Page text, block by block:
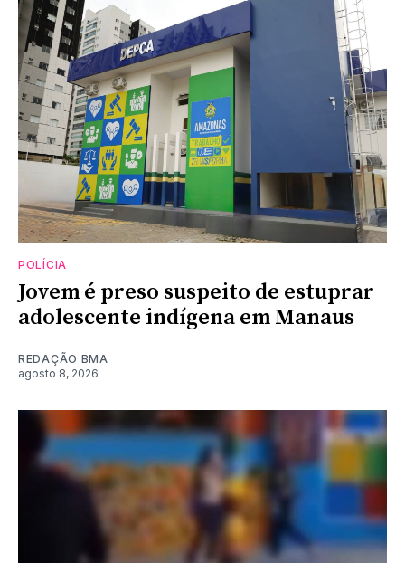
POLÍCIA
Jovem é preso suspeito de estuprar
adolescente indígena em Manaus
REDAÇÃO BMA
agosto 8, 2026